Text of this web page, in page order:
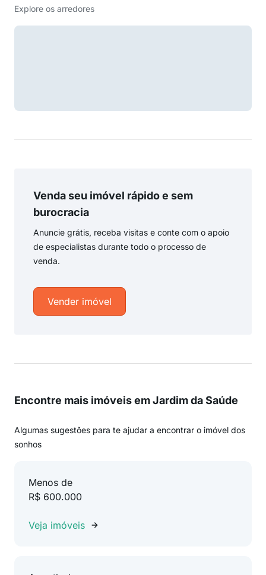
Explore os arredores
Venda seu imóvel rápido e sem
burocracia
Anuncie grátis, receba visitas e conte com o apoio
de especialistas durante todo o processo de
venda.
Vender imóvel
Encontre mais imóveis em Jardim da Saúde
Algumas sugestões para te ajudar a encontrar o imóvel dos
sonhos
Menos de
R$ 600.000
Veja imóveis